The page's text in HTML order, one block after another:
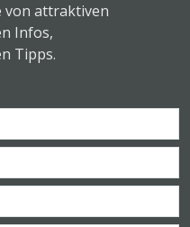
von attraktiven
Infos,
Tipps.